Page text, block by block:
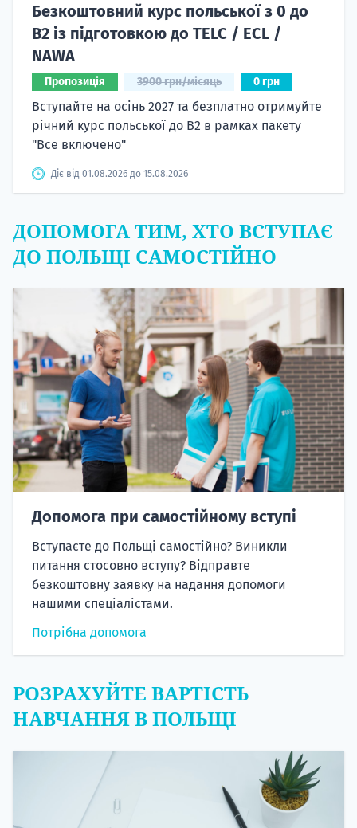
Безкоштовний курс польської з 0 до
B2 із підготовкою до TELC / ECL /
NAWA
Пропозиція 3900 грн/місяць 0 грн
Вступайте на осінь 2027 та безплатно отримуйте
річний курс польської до B2 в рамках пакету
"Все включено"
Діє від 01.08.2026 до 15.08.2026
ДОПОМОГА ТИМ, ХТО ВСТУПАЄ
ДО ПОЛЬЩІ САМОСТІЙНО
Допомога при самостійному вступі
Вступаєте до Польщі самостійно? Виникли
питання стосовно вступу? Відправте
безкоштовну заявку на надання допомоги
нашими спеціалістами.
Потрібна допомога
РОЗРАХУЙТЕ ВАРТІСТЬ
НАВЧАННЯ В ПОЛЬЩІ